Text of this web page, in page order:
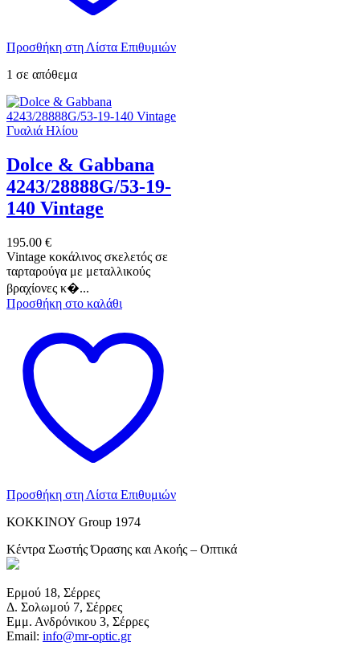
Προσθήκη στη Λίστα Επιθυμιών
1 σε απόθεμα
Γυαλιά Ηλίου
Dolce & Gabbana
4243/28888G/53-19-
140 Vintage
195.00 €
Vintage κοκάλινος σκελετός σε
ταρταρούγα με μεταλλικούς
βραχίονες κ�...
Προσθήκη στο καλάθι
Προσθήκη στη Λίστα Επιθυμιών
ΚΟΚΚΙΝΟΥ Group 1974
Κέντρα Σωστής Όρασης και Ακοής – Οπτικά
Ερμού 18, Σέρρες
Δ. Σολωμού 7, Σέρρες
Εμμ. Ανδρόνικου 3, Σέρρες
Email: info@mr-optic.gr